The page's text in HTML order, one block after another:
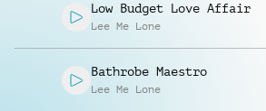
Low Budget Love Affair
Lee Me Lone
Bathrobe Maestro
Lee Me Lone